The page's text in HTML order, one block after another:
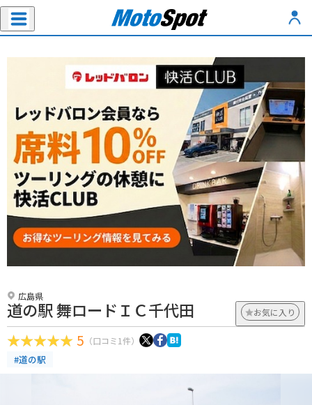
広島県
道の駅 舞ロードＩＣ千代田 お気に入り
5 （口コミ1件）
#道の駅